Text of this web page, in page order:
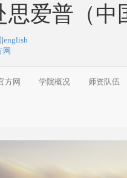
爱普（中
|english
网
方网 学院概况 师资队伍